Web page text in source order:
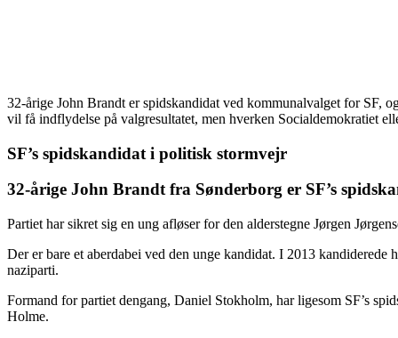
32-årige John Brandt er spidskandidat ved kom­munal­valget for SF,
vil få indflydelse på valgresultatet, men hverken Social­demokratiet
SF’s spidskandidat i politisk stormvejr
32-årige John Brandt fra Sønderborg er SF’s
Partiet har sikret sig en ung afløser for den alderstegne Jørgen
Der er bare et aberdabei ved den unge kandidat. I 2013
naziparti.
Formand for partiet dengang, Daniel Stokholm, har ligesom SF’s
Holme.